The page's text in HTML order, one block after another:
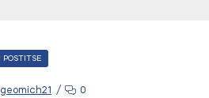
geomich21 0